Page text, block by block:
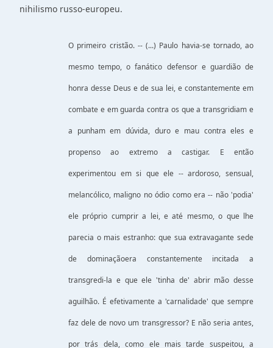
nihilismo russo-europeu.
O primeiro cristão. -- (...) Paulo havia-se tornado, ao
mesmo tempo, o fanático defensor e guardião de
honra desse Deus e de sua lei, e constantemente em
combate e em guarda contra os que a transgridiam e
a punham em dúvida, duro e mau contra eles e
propenso ao extremo a castigar. E então
experimentou em si que ele -- ardoroso, sensual,
melancólico, maligno no ódio como era -- não 'podia'
ele próprio cumprir a lei, e até mesmo, o que lhe
parecia o mais estranho: que sua extravagante sede
de dominaçãoera constantemente incitada a
transgredi-la e que ele 'tinha de' abrir mão desse
aguilhão. É efetivamente a 'carnalidade' que sempre
faz dele de novo um transgressor? E não seria antes,
por trás dela, como ele mais tarde suspeitou, a